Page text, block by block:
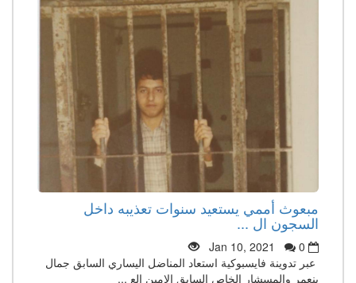
مبعوث أممي يستعيد سنوات تعذيبه داخل
السجون ال ...
Jan 10, 2021
0
عبر تدوينة فايسبوكية استعاد المناضل اليساري السابق جمال
بنعمر والمسشار الخاص السابق الامين الع ...